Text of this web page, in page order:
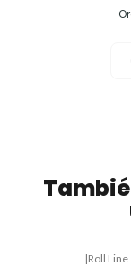
|Roll Line